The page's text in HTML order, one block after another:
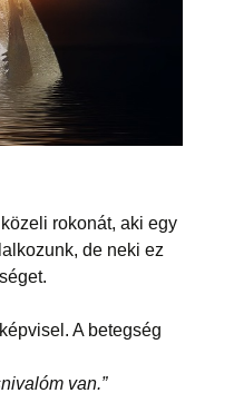
rokonát, aki egy
de neki ez
A betegség
van.”